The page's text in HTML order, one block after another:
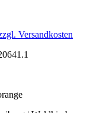
Versandkosten